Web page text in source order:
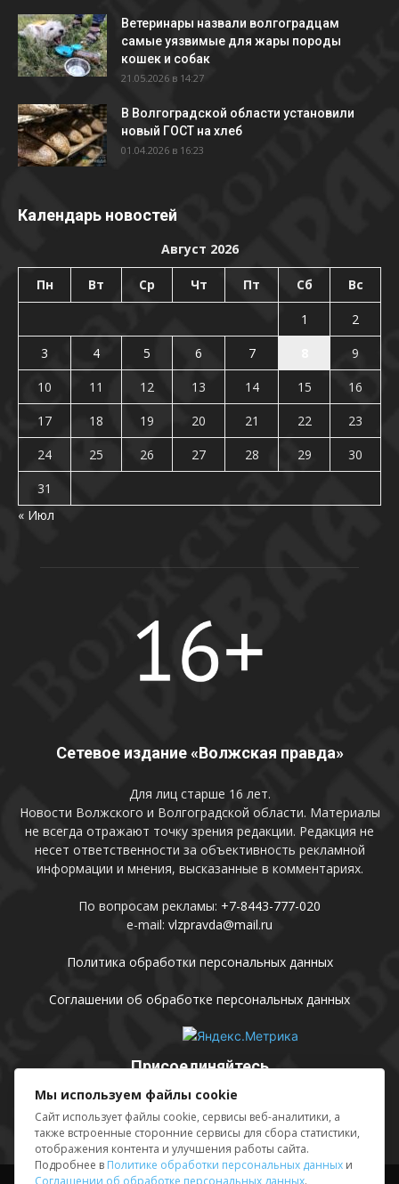
Ветеринары назвали волгоградцам
самые уязвимые для жары породы
кошек и собак
21.05.2026 в 14:27
В Волгоградской области установили
новый ГОСТ на хлеб
01.04.2026 в 16:23
Календарь новостей
Август 2026
Пн Вт Ср Чт Пт Сб Вс
1
2
3
4 5 6 7
9
10
11 12 13 14 15
16
17
18 19 20 21 22
23
24
25 26 27 28 29
30
31
« Июл
Сетевое издание «Волжская правда»
Для лиц старше 16 лет.
Новости Волжского и Волгоградской области. Материалы
не всегда отражают точку зрения редакции. Редакция не
несет ответственности за объективность рекламной
информации и мнения, высказанные в комментариях.
По вопросам рекламы: +7-8443-777-020
e-mail: vlzpravda@mail.ru
Политика обработки персональных данных
Соглашении об обработке персональных данных
Присоединяйтесь
Мы используем файлы cookie
Сайт использует файлы cookie, сервисы веб-аналитики, а
также встроенные сторонние сервисы для сбора статистики,
отображения контента и улучшения работы сайта.
Подробнее в Политике обработки персональных данных и
Соглашении об обработке персональных данных.